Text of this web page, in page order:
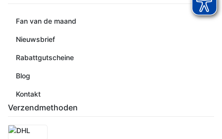
Fan van de maand
Nieuwsbrief
Rabattgutscheine
Blog
Kontakt
Verzendmethoden